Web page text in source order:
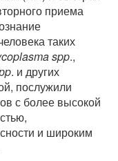
приема
таких
spp.,
. и других
послужили
с более высокой
и широким